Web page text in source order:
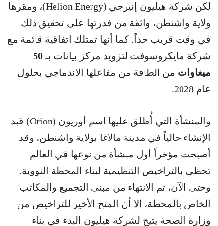
لكن شركة هيليون إنيرجي (Helion Energy)، ومقرها
ولاية واشنطن، واثقة من قدرتها على تحقيق ذلك
في وقت قريب جداً. كما أنها تمتلك اتفاقية قائمة مع
شركة مايكروسوفت لتزويد مركز بيانات بـ50
ميغاوات من الطاقة من مفاعلها الاندماجي بحلول
عام 2028.
والمنشأة التي أُطلق عليها اسم أوريون (Orion) قيد
الإنشاء حالياً في مدينة مالاغا بولاية واشنطن، وقد
أصبحت مؤخراً أول منشأة من نوعها في العالم
تحظى بالتراخيص التنظيمية لبناء المحطة النووية.
وحتى الآن، تم الانتهاء من مبنى التجميع والمكاتب
الخاص بالمحطة، إلا أن المنح الأخير للتراخيص من
وزارة الصحة يتيح لشركة هيليون البدء في بناء